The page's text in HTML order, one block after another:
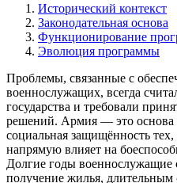
Исторический контекст
Законодательная основа
Функционирование
Эволюция программы
Проблемы, связанные с
военнослужащих, всегда
государства и требовали
решений. Армия — это основа
социальная защищённость
напрямую влияет на
Долгие годы военнослужащие
получение жилья,